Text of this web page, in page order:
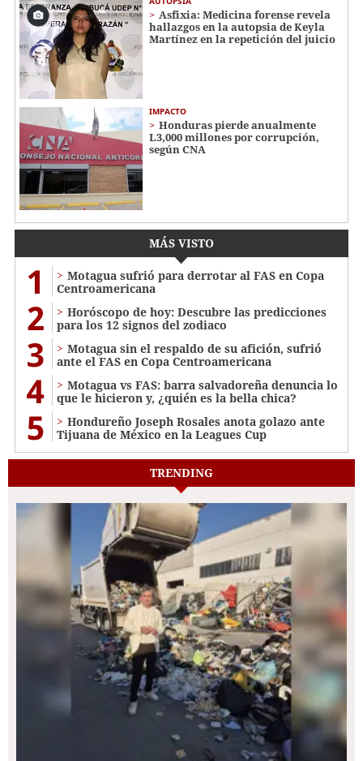
Asfixia: Medicina forense revela
hallazgos en la autopsia de Keyla
Martínez en la repetición del juicio
IMPACTO
Honduras pierde anualmente
L3,000 millones por corrupción,
según CNA
MÁS VISTO
1
Motagua sufrió para derrotar al FAS en Copa
Centroamericana
2
Horóscopo de hoy: Descubre las predicciones
para los 12 signos del zodiaco
3
Motagua sin el respaldo de su afición, sufrió
ante el FAS en Copa Centroamericana
4
Motagua vs FAS: barra salvadoreña denuncia lo
que le hicieron y, ¿quién es la bella chica?
5
Hondureño Joseph Rosales anota golazo ante
Tijuana de México en la Leagues Cup
TRENDING